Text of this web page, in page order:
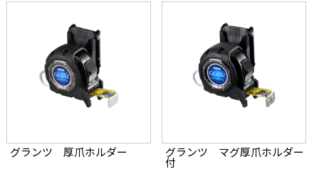
グランツ 厚爪ホルダー
グランツ マグ厚爪ホルダー
付